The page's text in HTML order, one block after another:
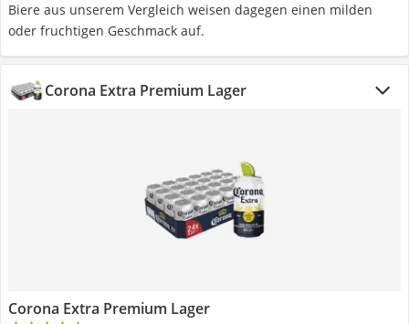
Biere aus unserem Vergleich weisen dagegen einen milden
oder fruchtigen Geschmack auf.
Corona Extra Premium Lager
Corona Extra Premium Lager